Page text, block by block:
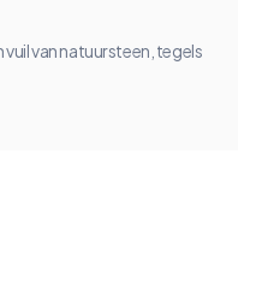
van natuursteen, tegels